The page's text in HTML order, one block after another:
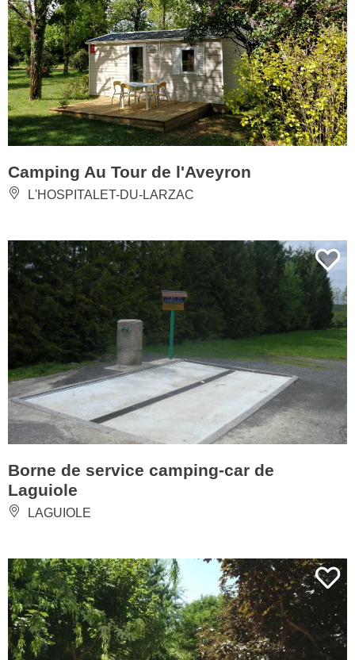
Camping Au Tour de l'Aveyron
L'HOSPITALET-DU-LARZAC
Borne de service camping-car de
Laguiole
LAGUIOLE